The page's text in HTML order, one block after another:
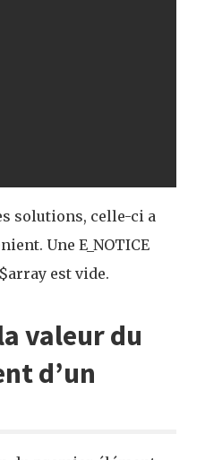
solutions, celle-ci a
Une E_NOTICE
est vide.
valeur du
d’un